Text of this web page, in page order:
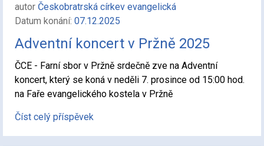
autor Českobratrská církev evangelická
Datum konání: 07.12.2025
Adventní koncert v Pržně 2025
ČCE - Farní sbor v Pržně srdečně zve na Adventní
koncert, který se koná v neděli 7. prosince od 15:00 hod.
na Faře evangelického kostela v Pržně
Číst celý příspěvek